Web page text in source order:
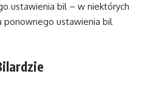
ustawienia bil – w niektórych
ponownego ustawienia bil